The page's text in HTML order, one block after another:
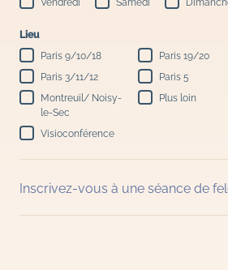
Vendredi
Samedi
Lieu
Paris 9/10/18
Paris 19/20
Paris 3/11/12
Paris 5
Montreuil/ Noisy-
le-Sec
Plus loin
Visioconférence
Inscrivez-vous à une séance de